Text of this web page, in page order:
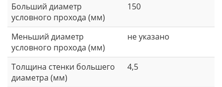
Больший диаметр
условного прохода (мм)
150
Меньший диаметр
условного прохода (мм)
не указано
Толщина стенки большего
диаметра (мм)
4,5